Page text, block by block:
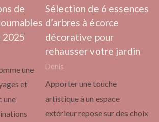
de
2025
une
et
une
Sélection de 6 essences
d’arbres à écorce
décorative pour
rehausser votre jardin
Denis
Apporter une touche
artistique à un espace
extérieur repose sur des choix